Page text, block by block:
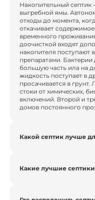
Накопительный
выгребной ямы.
отходы до момента,
откачивает
временного
доочисткой входят
накопителя поступают
препаратами.
большую часть ила на
жидкость поступает в
просачивается в
стоки от химических,
включений. Второй и
домов постоянного
Какой септик лучше
Какие лучшие